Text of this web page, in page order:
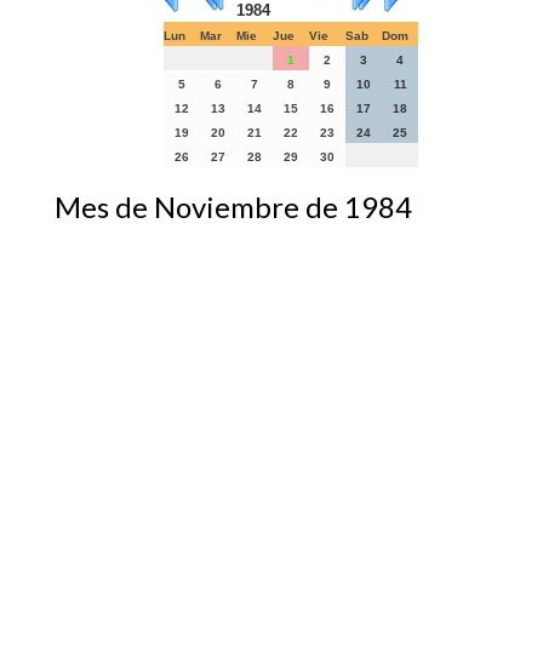
1984
Lun Mar Mie Jue Vie Sab
Dom
1
2 3
4
5
6 7 8 9 10
11
12
13 14 15 16 17
18
19
20 21 22 23 24
25
26
27 28 29 30
Mes de Noviembre de 1984